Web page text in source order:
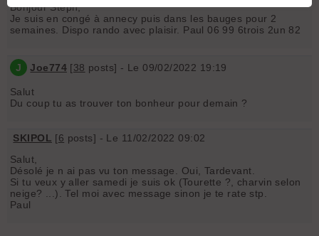
Bonjour Steph,
Je suis en congé à annecy puis dans les bauges pour 2
semaines. Dispo rando avec plaisir. Paul 06 99 6trois 2un 82
J Joe774[38 posts] - Le 09/02/2022 19:19
Salut
Du coup tu as trouver ton bonheur pour demain ?
SKIPOL [6 posts] - Le 11/02/2022 09:02
Salut,
Désolé je n ai pas vu ton message. Oui, Tardevant.
Si tu veux y aller samedi je suis ok (Tourette ?, charvin selon
neige? ...). Tel moi avec message sinon je te rate stp.
Paul